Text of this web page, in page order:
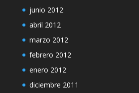
junio 2012
abril 2012
marzo 2012
febrero 2012
enero 2012
diciembre 2011